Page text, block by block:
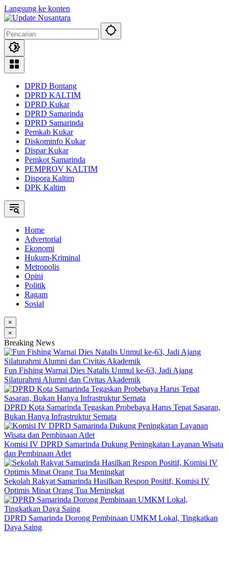
Langsung ke konten
DPRD Bontang
DPRD KALTIM
DPRD Kukar
DPRD Samarinda
DPRD Samarinda
Pemkab Kukar
Diskominfo Kukar
Dispar Kukar
Pemkot Samarinda
PEMPROV KALTIM
Dispora Kaltim
DPK Kaltim
Home
Advertorial
Ekonomi
Hukum-Kriminal
Metropolis
Opini
Politik
Ragam
Sosial
×
×
Breaking News
Fun Fishing Warnai Dies Natalis Unmul ke-63, Jadi Ajang
Silaturahmi Alumni dan Civitas Akademik
DPRD Kota Samarinda Tegaskan Probebaya Harus Tepat Sasaran,
Bukan Hanya Infrastruktur Semata
Komisi IV DPRD Samarinda Dukung Peningkatan Layanan Wisata
dan Pembinaan Atlet
Sekolah Rakyat Samarinda Hasilkan Respon Positif, Komisi IV
Optimis Minat Orang Tua Meningkat
DPRD Samarinda Dorong Pembinaan UMKM Lokal, Tingkatkan
Daya Saing